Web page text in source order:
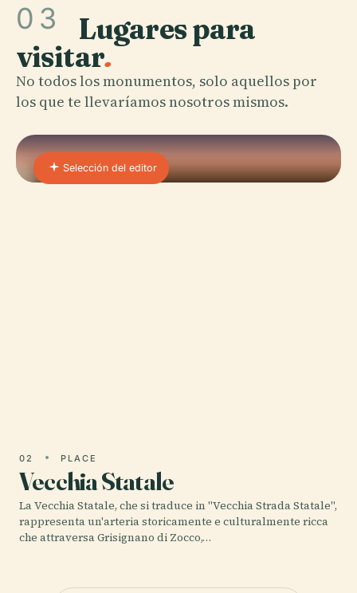
03 Lugares para
visitar.
No todos los monumentos, solo aquellos por
los que te llevaríamos nosotros mismos.
Selección del editor
02 PLACE
Vecchia Statale
La Vecchia Statale, che si traduce in "Vecchia Strada Statale",
rappresenta un'arteria storicamente e culturalmente ricca
che attraversa Grisignano di Zocco,…